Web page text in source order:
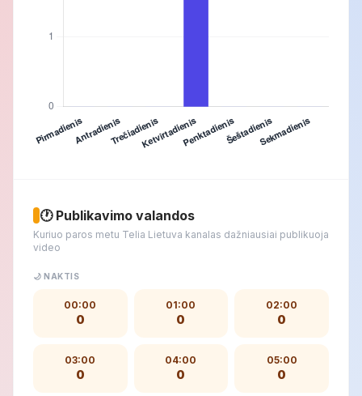
🕐 Publikavimo valandos
Kuriuo paros metu Telia Lietuva kanalas dažniausiai publikuoja
video
🌙 NAKTIS
00:00
0
01:00
0
02:00
0
03:00
0
04:00
0
05:00
0